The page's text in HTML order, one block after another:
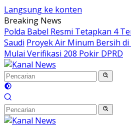
Langsung ke konten
Breaking News
Polda Babel Resmi Tetapkan 4
Saudi Proyek Air Minum Bersih
Mulai Verifikasi 208 Pokir DPRD